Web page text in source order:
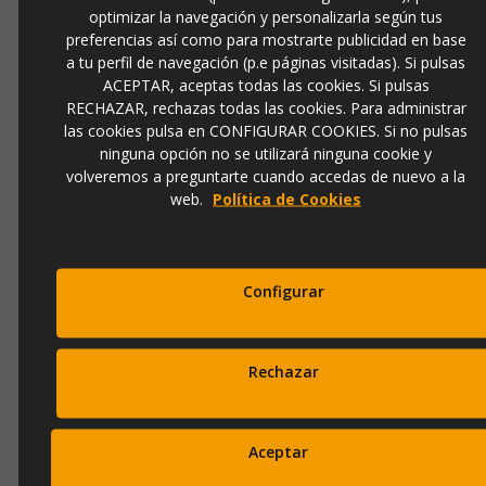
973 501 496
EMail
info@ibergada.com
Compártelo:
pintada a mano con técnica mixta y realizada en papel con cristal.
amarillo. Una pieza interesante con la que obtener una estancia de
estilo moderno, minimalista y lleno de personalidad
original con certificado de autenticidad.
Tamaño: 114cm x 84cm (Alto x Ancho)
optimizar la navegación y personalizarla según tus
preferencias así como para mostrarte publicidad en base
a tu perfil de navegación (p.e páginas visitadas). Si pulsas
ACEPTAR, aceptas todas las cookies. Si pulsas
RECHAZAR, rechazas todas las cookies. Para administrar
las cookies pulsa en CONFIGURAR COOKIES. Si no pulsas
ninguna opción no se utilizará ninguna cookie y
volveremos a preguntarte cuando accedas de nuevo a la
web. Política de Cookies
Configurar
Rechazar
Aceptar